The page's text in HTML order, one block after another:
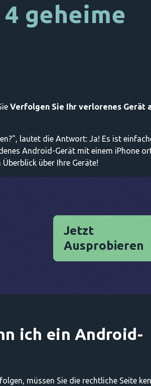
geheime
Verfolgen Sie Ihr verlorenes Gerät
lautet die Antwort: Ja! Es ist
Android-Gerät mit einem iPhone
über Ihre Geräte!
Jetzt
Ausprobieren
ich ein Android-
müssen Sie die rechtliche Seite